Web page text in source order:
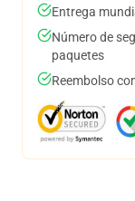
Entrega
Número de
paquetes
Reembolso